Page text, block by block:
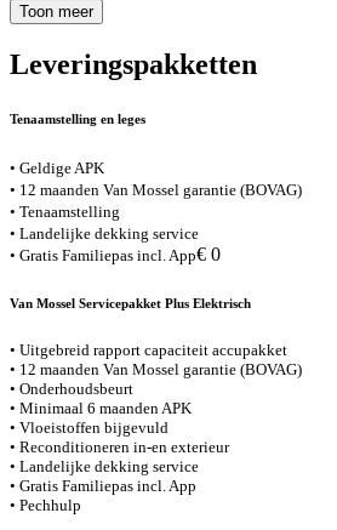
Toon meer
Leveringspakketten
Tenaamstelling en leges
• Geldige APK
• 12 maanden Van Mossel garantie (BOVAG)
• Tenaamstelling
• Landelijke dekking service
• Gratis Familiepas incl. App€ 0
Van Mossel Servicepakket Plus Elektrisch
• Uitgebreid rapport capaciteit accupakket
• 12 maanden Van Mossel garantie (BOVAG)
• Onderhoudsbeurt
• Minimaal 6 maanden APK
• Vloeistoffen bijgevuld
• Reconditioneren in-en exterieur
• Landelijke dekking service
• Gratis Familiepas incl. App
• Pechhulp